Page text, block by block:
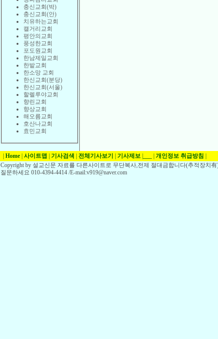
충신교회(박)
충신교회(안)
치유하는교회
캘거리교회
평안의교회
풍성한교회
포도원교회
한남제일교회
한밭교회
한소망 교회
한신교회(분당)
한신교회(서울)
할렐루야교회
향린교회
향상교회
해오름교회
호산나교회
효민교회
Home 사이트맵 기사검색 전체기사보기 기사제보 개인정보 취급방침
Copyright by 설교신문 자료를 다른사이트로 무단복사,전제 절대금합니다(추적장치
질문하세요 010-4394-4414 /E-mail:v919@naver.com